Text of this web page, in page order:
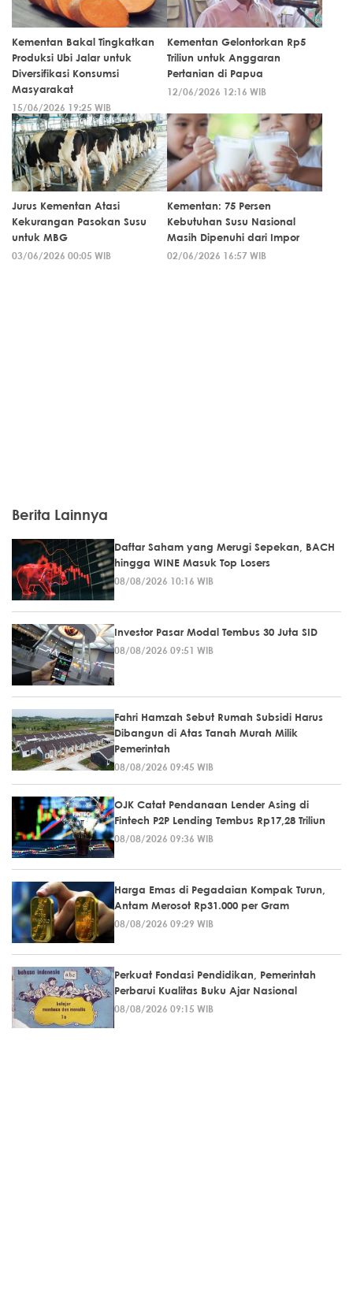
Kementan Bakal Tingkatkan
Produksi Ubi Jalar untuk
Diversifikasi Konsumsi
Masyarakat
15/06/2026 19:25 WIB
Kementan Gelontorkan Rp5
Triliun untuk Anggaran
Pertanian di Papua
12/06/2026 12:16 WIB
Jurus Kementan Atasi
Kekurangan Pasokan Susu
untuk MBG
03/06/2026 00:05 WIB
Kementan: 75 Persen
Kebutuhan Susu Nasional
Masih Dipenuhi dari Impor
02/06/2026 16:57 WIB
Berita Lainnya
Daftar Saham yang Merugi Sepekan, BACH
hingga WINE Masuk Top Losers
08/08/2026 10:16 WIB
Investor Pasar Modal Tembus 30 Juta SID
08/08/2026 09:51 WIB
Fahri Hamzah Sebut Rumah Subsidi Harus
Dibangun di Atas Tanah Murah Milik
Pemerintah
08/08/2026 09:45 WIB
OJK Catat Pendanaan Lender Asing di
Fintech P2P Lending Tembus Rp17,28 Triliun
08/08/2026 09:36 WIB
Harga Emas di Pegadaian Kompak Turun,
Antam Merosot Rp31.000 per Gram
08/08/2026 09:29 WIB
Perkuat Fondasi Pendidikan, Pemerintah
Perbarui Kualitas Buku Ajar Nasional
08/08/2026 09:15 WIB